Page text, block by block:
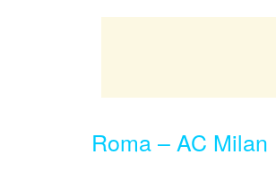
Roma – AC Milan